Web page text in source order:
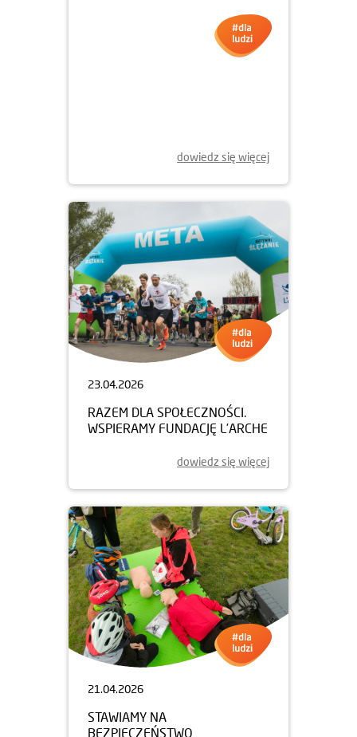
dowiedz się więcej
23.04.2026
RAZEM DLA SPOŁECZNOŚCI.
WSPIERAMY FUNDACJĘ L’ARCHE
dowiedz się więcej
21.04.2026
STAWIAMY NA
BEZPIECZEŃSTWO